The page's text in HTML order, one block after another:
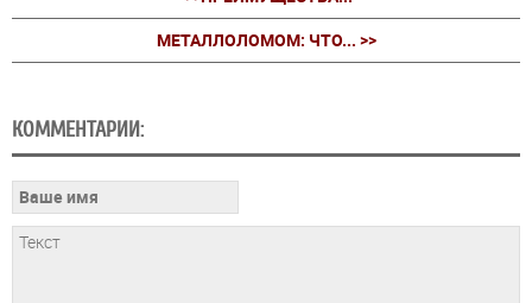
МЕТАЛЛОЛОМОМ: ЧТО... >>
КОММЕНТАРИИ: